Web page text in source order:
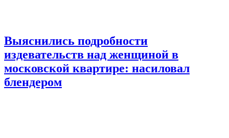
Выяснились подробности
издевательств над женщиной в
московской квартире: насиловал
блендером